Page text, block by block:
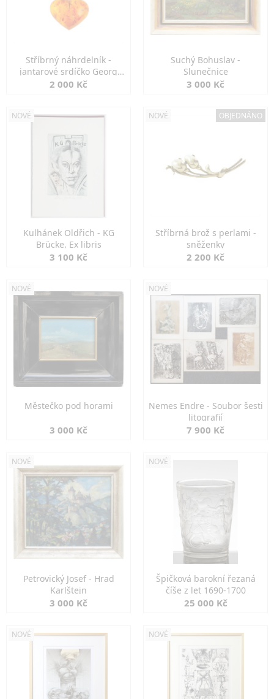
Stříbrný náhrdelník -
jantarové srdíčko Georg
Kramer
2 000 Kč
Suchý Bohuslav -
Slunečnice
3 000 Kč
NOVÉ
Kulhánek Oldřich - KG
Brücke, Ex libris
3 100 Kč
NOVÉ OBJEDNÁNO
Stříbrná brož s perlami -
sněženky
2 200 Kč
NOVÉ
Městečko pod horami
3 000 Kč
NOVÉ
Nemes Endre - Soubor šesti
litografií
7 900 Kč
NOVÉ
Petrovický Josef - Hrad
Karlštejn
3 000 Kč
NOVÉ
Špičková barokní řezaná
číše z let 1690-1700
25 000 Kč
NOVÉ NOVÉ